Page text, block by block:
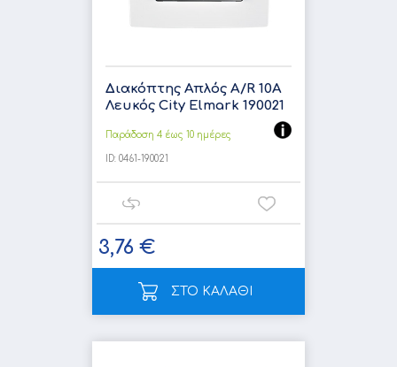
Διακόπτης Απλός A/R 10A
Λευκός City Elmark 190021
Παράδοση 4 έως 10 ημέρες
ID: 0461-190021
3,76 €
ΣΤΟ ΚΑΛΑΘΙ